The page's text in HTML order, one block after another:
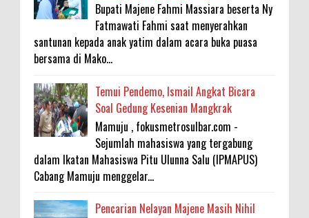
Bupati Majene Fahmi Massiara beserta Ny
Fatmawati Fahmi saat menyerahkan
santunan kepada anak yatim dalam acara buka puasa
bersama di Mako...
Temui Pendemo, Ismail Angkat Bicara
Soal Gedung Kesenian Mangkrak
Mamuju , fokusmetrosulbar.com -
Sejumlah mahasiswa yang tergabung
dalam Ikatan Mahasiswa Pitu Ulunna Salu (IPMAPUS)
Cabang Mamuju menggelar...
Pencarian Nelayan Majene Masih Nihil